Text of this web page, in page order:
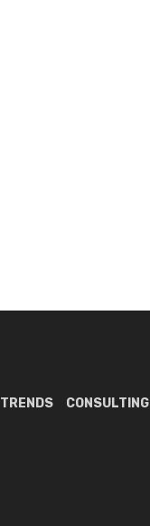
TRENDS CONSULTING